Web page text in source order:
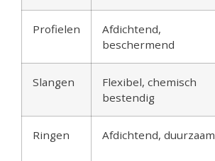
Profielen
Afdichtend,
beschermend
Slangen
Flexibel, chemisch
bestendig
Ringen Afdichtend, duurzaam